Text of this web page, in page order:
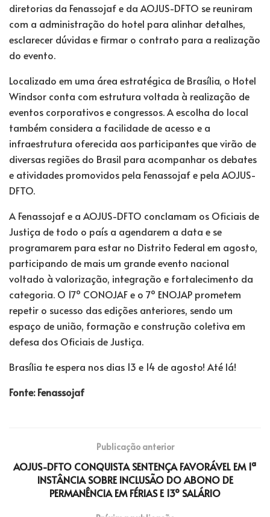
diretorias da Fenassojaf e da AOJUS-DFTO se reuniram
com a administração do hotel para alinhar detalhes,
esclarecer dúvidas e firmar o contrato para a realização
do evento.
Localizado em uma área estratégica de Brasília, o Hotel
Windsor conta com estrutura voltada à realização de
eventos corporativos e congressos. A escolha do local
também considera a facilidade de acesso e a
infraestrutura oferecida aos participantes que virão de
diversas regiões do Brasil para acompanhar os debates
e atividades promovidos pela Fenassojaf e pela AOJUS-
DFTO.
A Fenassojaf e a AOJUS-DFTO conclamam os Oficiais de
Justiça de todo o país a agendarem a data e se
programarem para estar no Distrito Federal em agosto,
participando de mais um grande evento nacional
voltado à valorização, integração e fortalecimento da
categoria. O 17º CONOJAF e o 7º ENOJAP prometem
repetir o sucesso das edições anteriores, sendo um
espaço de união, formação e construção coletiva em
defesa dos Oficiais de Justiça.
Brasília te espera nos dias 13 e 14 de agosto! Até lá!
Fonte: Fenassojaf
Publicação anterior
AOJUS-DFTO CONQUISTA SENTENÇA FAVORÁVEL EM 1ª
INSTÂNCIA SOBRE INCLUSÃO DO ABONO DE
PERMANÊNCIA EM FÉRIAS E 13º SALÁRIO